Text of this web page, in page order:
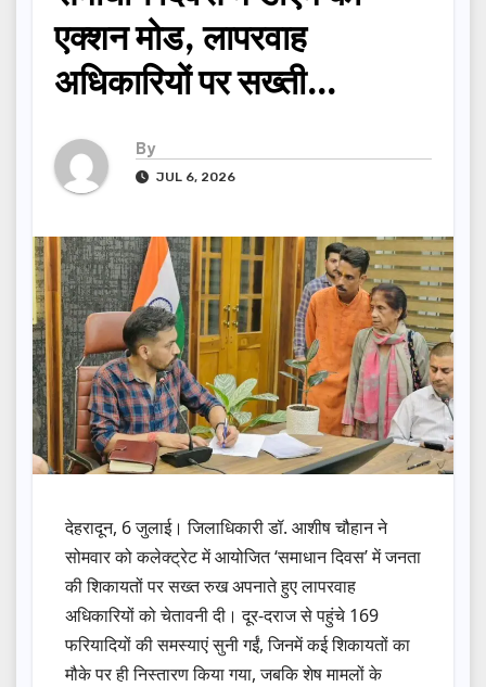
एक्शन मोड, लापरवाह
अधिकारियों पर सख्ती…
By
JUL 6, 2026
देहरादून, 6 जुलाई। जिलाधिकारी डॉ. आशीष चौहान ने
सोमवार को कलेक्ट्रेट में आयोजित ‘समाधान दिवस’ में जनता
की शिकायतों पर सख्त रुख अपनाते हुए लापरवाह
अधिकारियों को चेतावनी दी। दूर-दराज से पहुंचे 169
फरियादियों की समस्याएं सुनी गईं, जिनमें कई शिकायतों का
मौके पर ही निस्तारण किया गया, जबकि शेष मामलों के